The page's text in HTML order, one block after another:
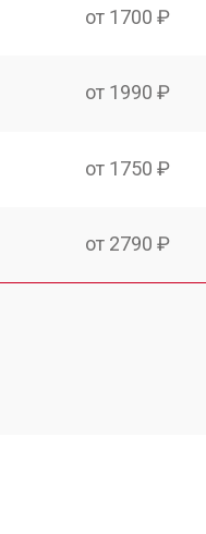
от 1700 ₽
от 1990 ₽
от 1750 ₽
от 2790 ₽